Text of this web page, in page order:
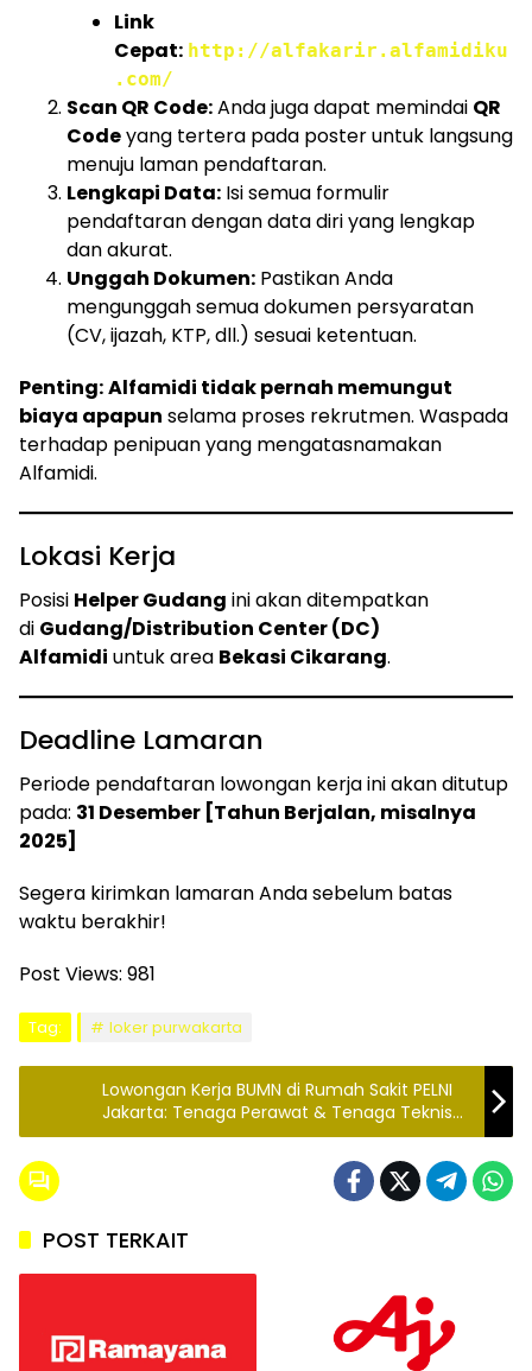
Link
Cepat: http://alfakarir.alfamidiku
.com/
Scan QR Code:Anda juga dapat memindai QR
Codeyang tertera pada poster untuk langsung
menuju laman pendaftaran.
Lengkapi Data: Isi semua formulir
pendaftaran dengan data diri yang lengkap
dan akurat.
Unggah Dokumen: Pastikan Anda
mengunggah semua dokumen persyaratan
(CV, ijazah, KTP, dll.) sesuai ketentuan.
Penting:Alfamidi tidak pernah memungut
biaya apapun selama proses rekrutmen. Waspada
terhadap penipuan yang mengatasnamakan
Alfamidi.
Lokasi Kerja
Posisi Helper Gudang ini akan ditempatkan
di Gudang/Distribution Center (DC)
Alfamidi untuk area Bekasi Cikarang.
Deadline Lamaran
Periode pendaftaran lowongan kerja ini akan ditutup
pada: 31 Desember [Tahun Berjalan, misalnya
2025]
Segera kirimkan lamaran Anda sebelum batas
waktu berakhir!
Post Views: 981
Tag: loker purwakarta
Lowongan Kerja BUMN di Rumah Sakit PELNI
Jakarta: Tenaga Perawat & Tenaga Teknis
Kefarmasian Terbaru 2025
POST TERKAIT